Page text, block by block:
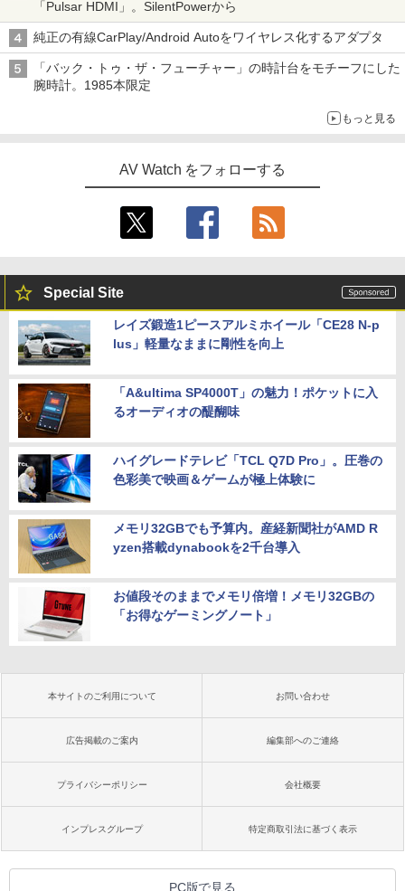
「Pulsar HDMI」。SilentPowerから
純正の有線CarPlay/Android Autoをワイヤレス化するアダプタ
「バック・トゥ・ザ・フューチャー」の時計台をモチーフにした
腕時計。1985本限定
もっと見る
AV Watch をフォローする
Special Site
レイズ鍛造1ピースアルミホイール「CE28 N-p
lus」軽量なままに剛性を向上
「A&ultima SP4000T」の魅力！ポケットに入
るオーディオの醍醐味
ハイグレードテレビ「TCL Q7D Pro」。圧巻の
色彩美で映画＆ゲームが極上体験に
メモリ32GBでも予算内。産経新聞社がAMD R
yzen搭載dynabookを2千台導入
お値段そのままでメモリ倍増！メモリ32GBの
「お得なゲーミングノート」
本サイトのご利用について お問い合わせ
広告掲載のご案内 編集部へのご連絡
プライバシーポリシー 会社概要
インプレスグループ 特定商取引法に基づく表示
PC版で見る